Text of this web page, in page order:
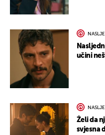
učini
Želi da
svjesna